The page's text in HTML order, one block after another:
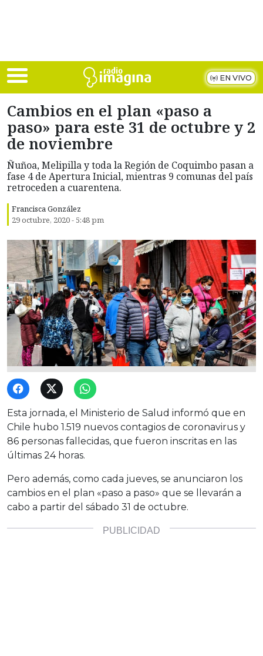
EN VIVO
Cambios en el plan «paso a
paso» para este 31 de octubre y 2
de noviembre
Ñuñoa, Melipilla y toda la Región de Coquimbo pasan a
fase 4 de Apertura Inicial, mientras 9 comunas del país
retroceden a cuarentena.
Francisca González
29 octubre, 2020 - 5:48 pm
Esta jornada, el Ministerio de Salud informó que en
Chile hubo 1.519 nuevos contagios de coronavirus y
86 personas fallecidas, que fueron inscritas en las
últimas 24 horas.
Pero además, como cada jueves, se anunciaron los
cambios en el plan «paso a paso» que se llevarán a
cabo a partir del sábado 31 de octubre.